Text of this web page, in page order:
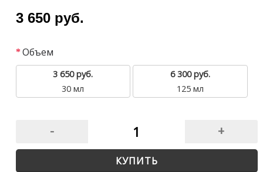
3 650 руб.
Объем
3 650 руб.
30 мл
6 300 руб.
125 мл
- +
КУПИТЬ